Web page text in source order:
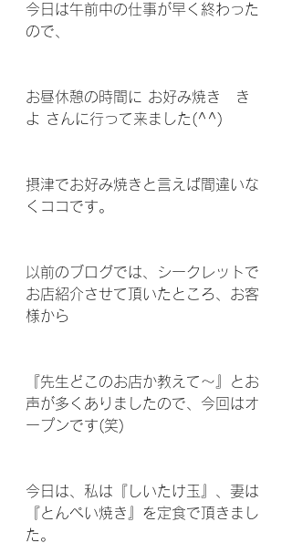
今日は午前中の仕事が早く終わった
ので、
お昼休憩の時間に お好み焼き　き
よ さんに行って来ました(^^)
摂津でお好み焼きと言えば間違いな
くココです。
以前のブログでは、シークレットで
お店紹介させて頂いたところ、お客
様から
『先生どこのお店か教えて～』とお
声が多くありましたので、今回はオ
ープンです(笑)
今日は、私は『しいたけ玉』、妻は
『とんぺい焼き』を定食で頂きまし
た。